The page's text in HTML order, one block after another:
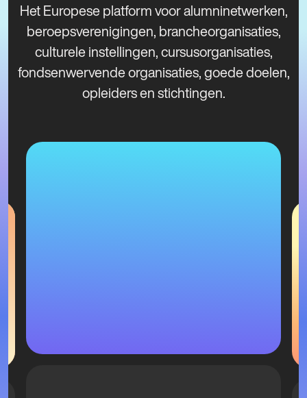
Het Europese platform voor alumninetwerken,
beroepsverenigingen, brancheorganisaties,
culturele instellingen, cursusorganisaties,
fondsenwervende organisaties, goede doelen,
opleiders en stichtingen.